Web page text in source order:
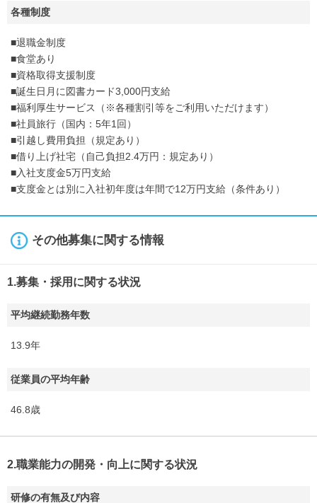
各種制度
■退職金制度
■食堂あり
■資格取得支援制度
■誕生日月に図書カード3,000円支給
■福利厚生サービス（※各種割引等をご利用いただけます）
■社員旅行（国内：5年1回）
■引越し費用負担（規定あり）
■借り上げ社宅（自己負担2.4万円：規定あり）
■入社支度金5万円支給
■支度金とは別に入社初年度は年間で12万円支給（条件あり）
その他募集に関する情報
1.募集・採用に関する状況
平均継続勤務年数
13.9年
従業員の平均年齢
46.8歳
2.職業能力の開発・向上に関する状況
研修の有無及び内容